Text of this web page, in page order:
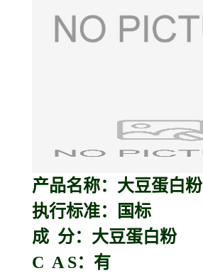
产品名称： 大豆蛋白粉
执行标准：国标
成 分：大豆蛋白粉
C A S：有